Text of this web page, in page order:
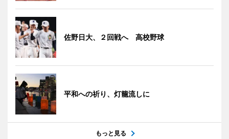
佐野日大、２回戦へ 高校野球
平和への祈り、灯籠流しに
もっと見る